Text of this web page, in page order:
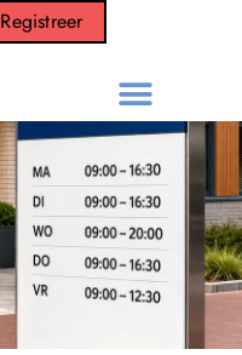
Registreer